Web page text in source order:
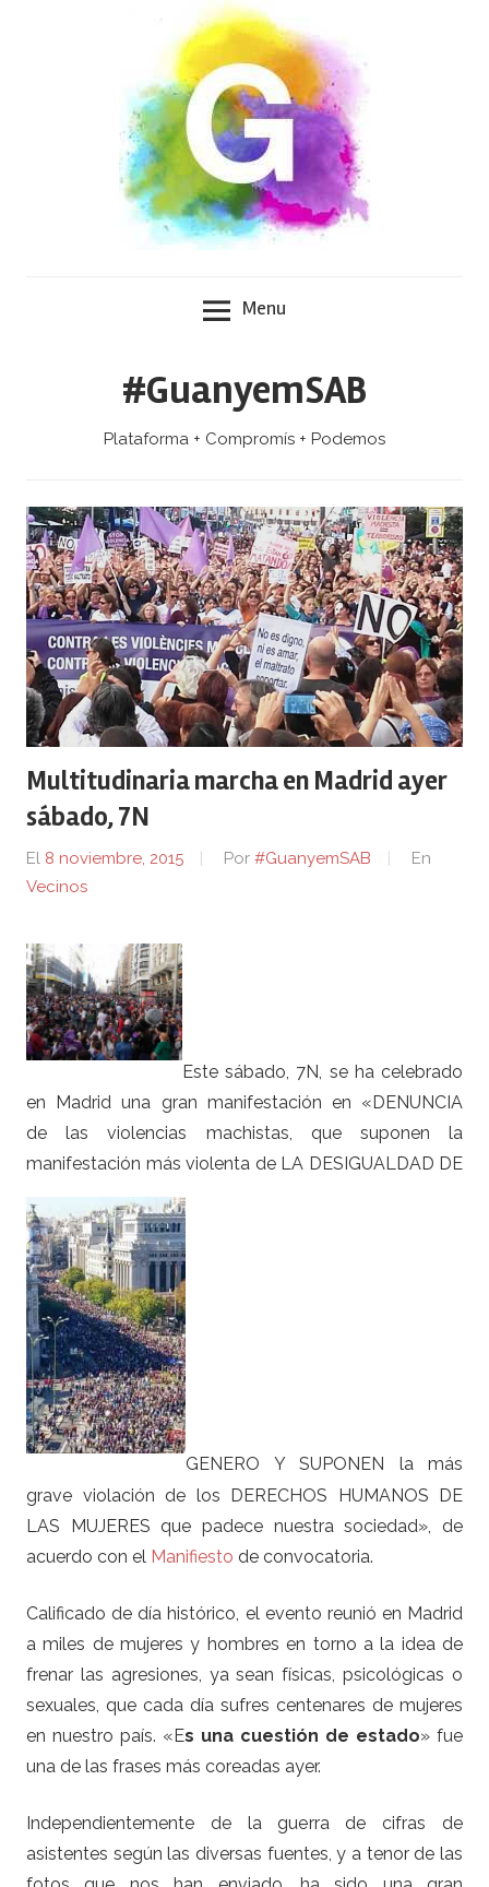
Menu
#GuanyemSAB
Plataforma + Compromís + Podemos
Multitudinaria marcha en Madrid ayer
sábado, 7N
El 8 noviembre, 2015 Por #GuanyemSAB
En
Vecinos
Este sábado, 7N, se ha celebrado
en Madrid una gran manifestación en «DENUNCIA
de las violencias machistas, que suponen la
manifestación más violenta de LA DESIGUALDAD DE
GENERO Y SUPONEN la más
grave violación de los DERECHOS HUMANOS DE
LAS MUJERES que padece nuestra sociedad», de
acuerdo con el Manifiesto de convocatoria.
Calificado de día histórico, el evento reunió en Madrid
a miles de mujeres y hombres en torno a la idea de
frenar las agresiones, ya sean físicas, psicológicas o
sexuales, que cada día sufres centenares de mujeres
en nuestro país. «Es una cuestión de estado» fue
una de las frases más coreadas ayer.
Independientemente de la guerra de cifras de
asistentes según las diversas fuentes, y a tenor de las